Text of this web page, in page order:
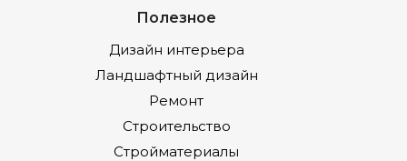
Полезное
Дизайн интерьера
Ландшафтный дизайн
Ремонт
Строительство
Стройматериалы